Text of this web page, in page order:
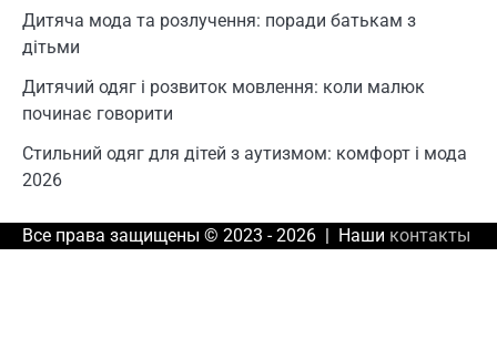
Дитяча мода та розлучення: поради батькам з
дітьми
Дитячий одяг і розвиток мовлення: коли малюк
починає говорити
Стильний одяг для дітей з аутизмом: комфорт і мода
2026
Все права защищены © 2023 - 2026 | Наши контакты